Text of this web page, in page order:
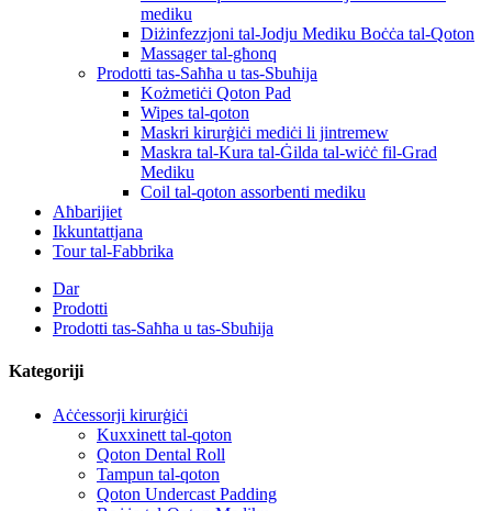
mediku
Diżinfezzjoni tal-Jodju Mediku Boċċa tal-Qoton
Massager tal-għonq
Prodotti tas-Saħħa u tas-Sbuħija
Kożmetiċi Qoton Pad
Wipes tal-qoton
Maskri kirurġiċi mediċi li jintremew
Maskra tal-Kura tal-Ġilda tal-wiċċ fil-Grad
Mediku
Coil tal-qoton assorbenti mediku
Aħbarijiet
Ikkuntattjana
Tour tal-Fabbrika
Dar
Prodotti
Prodotti tas-Saħħa u tas-Sbuħija
Kategoriji
Aċċessorji kirurġiċi
Kuxxinett tal-qoton
Qoton Dental Roll
Tampun tal-qoton
Qoton Undercast Padding